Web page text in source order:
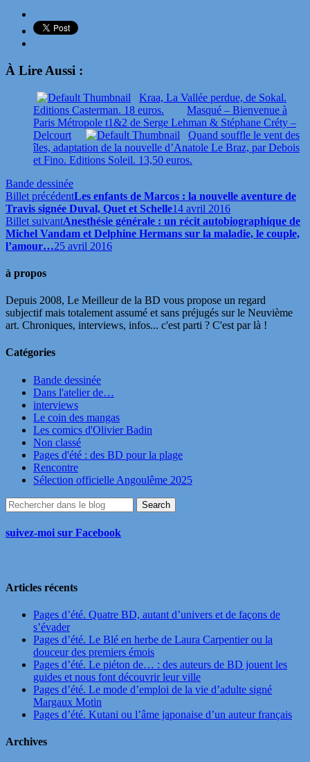
À Lire Aussi :
Kraa, La Vallée perdue, de Sokal.
Editions Casterman. 18 euros.
Masqué – Bienvenue à
Paris Métropole t1&2 de Serge Lehman & Stéphane Créty –
Delcourt
Quand souffle le vent des
îles, adaptation de la nouvelle d’Anatole Le Braz, par Debois
et Fino. Editions Soleil. 13,50 euros.
Bande dessinée
Billet précédentLes enfants de Marcos : la nouvelle aventure de
Travis signée Duval, Quet et Schelle14 avril 2016
Billet suivantAnesthésie générale : un récit autobiographique de
Michel Vandam et Delphine Hermans sur la maladie, le couple,
l’amour…25 avril 2016
à propos
Depuis 2008, Le Meilleur de la BD vous propose un regard
subjectif mais totalement assumé et sans préjugés sur le Neuvième
art. Chroniques, interviews, infos... c'est parti ? C'est par là !
Catégories
Bande dessinée
Dans l'atelier de…
interviews
Le coin des mangas
Les comics d'Olivier Badin
Non classé
Pages d'été : des BD pour la plage
Rencontre
Sélection officielle Angoulême 2025
suivez-moi sur Facebook
Articles récents
Pages d’été. Quatre BD, autant d’univers et de façons de
s’évader
Pages d’été. Le Blé en herbe de Laura Carpentier ou la
douceur des premiers émois
Pages d’été. Le piéton de… : des auteurs de BD jouent les
guides et nous font découvrir leur ville
Pages d’été. Le mode d’emploi de la vie d’adulte signé
Margaux Motin
Pages d’été. Kutani ou l’âme japonaise d’un auteur français
Archives